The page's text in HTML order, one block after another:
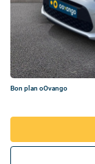
Bon plan oOvango